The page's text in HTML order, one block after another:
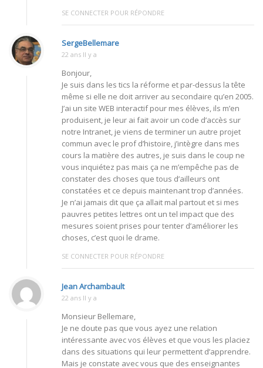
SE CONNECTER POUR RÉPONDRE
SergeBellemare
22 ans Il y a
Bonjour,
Je suis dans les tics la réforme et par-dessus la tête
même si elle ne doit arriver au secondaire qu’en 2005.
J’ai un site WEB interactif pour mes élèves, ils m’en
produisent, je leur ai fait avoir un code d’accès sur
notre Intranet, je viens de terminer un autre projet
commun avec le prof d’histoire, j’intègre dans mes
cours la matière des autres, je suis dans le coup ne
vous inquiétez pas mais ça ne m’empêche pas de
constater des choses que tous d’ailleurs ont
constatées et ce depuis maintenant trop d’années.
Je n’ai jamais dit que ça allait mal partout et si mes
pauvres petites lettres ont un tel impact que des
mesures soient prises pour tenter d’améliorer les
choses, c’est quoi le drame.
SE CONNECTER POUR RÉPONDRE
Jean Archambault
22 ans Il y a
Monsieur Bellemare,
Je ne doute pas que vous ayez une relation
intéressante avec vos élèves et que vous les placiez
dans des situations qui leur permettent d’apprendre.
Mais je constate avec vous que des enseignantes